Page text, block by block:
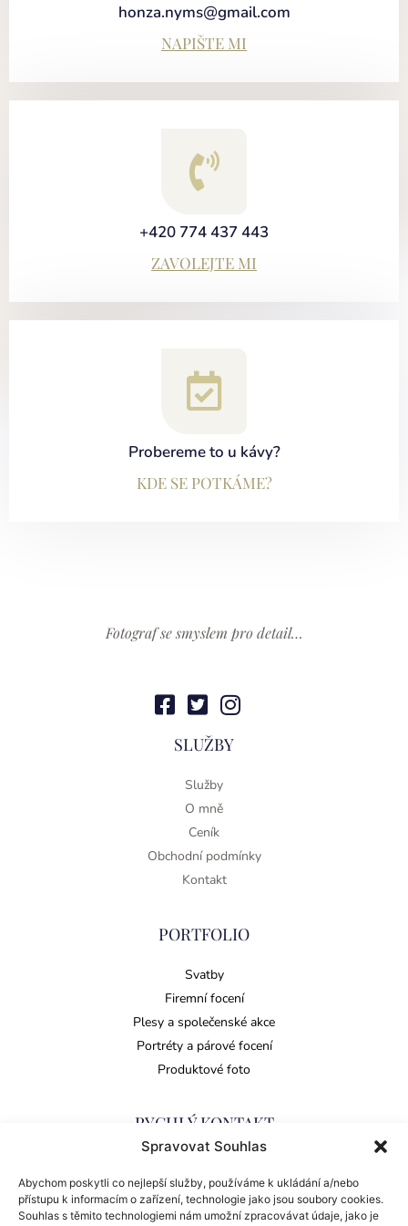
Spravovat Souhlas
Abychom poskytli co nejlepší služby, používáme k ukládání a/nebo
přístupu k informacím o zařízení, technologie jako jsou soubory cookies.
Souhlas s těmito technologiemi nám umožní zpracovávat údaje, jako je
honza.nyms@gmail.com
NAPIŠTE MI
+420 774 437 443
ZAVOLEJTE MI
Probereme to u kávy?
KDE SE POTKÁME?
Fotograf se smyslem pro detail…
SLUŽBY
Služby
O mně
Ceník
Obchodní podmínky
Kontakt
PORTFOLIO
Svatby
Firemní focení
Plesy a společenské akce
Portréty a párové focení
Produktové foto
RYCHLÝ KONTAKT
Šonov 187
54908 Provodov-Šonov